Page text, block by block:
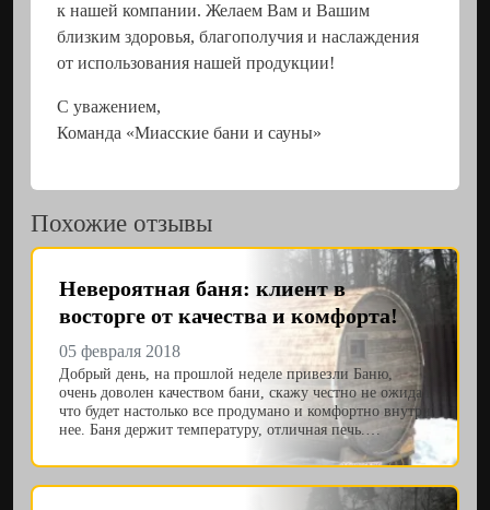
к нашей компании. Желаем Вам и Вашим
близким здоровья, благополучия и наслаждения
от использования нашей продукции!
С уважением,
Команда «Миасские бани и сауны»
Похожие отзывы
Невероятная баня: клиент в
восторге от качества и комфорта!
05 февраля 2018
Добрый день, на прошлой неделе привезли Баню,
очень доволен качеством бани, скажу честно не ожидал
что будет настолько все продумано и комфортно внутри
нее. Баня держит температуру, отличная печь.…